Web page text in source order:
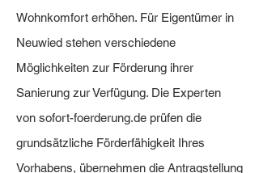
Wohnkomfort erhöhen. Für Eigentümer in
Neuwied stehen verschiedene
Möglichkeiten zur Förderung ihrer
Sanierung zur Verfügung. Die Experten
von sofort-foerderung.de prüfen die
grundsätzliche Förderfähigkeit Ihres
Vorhabens, übernehmen die Antragstellung